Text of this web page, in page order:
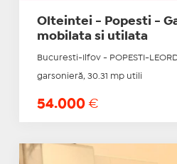
Olteintei - Popesti -
mobilata si utilata
Bucuresti-Ilfov - POPESTI-
garsonieră, 30.31 mp utili
54.000 €